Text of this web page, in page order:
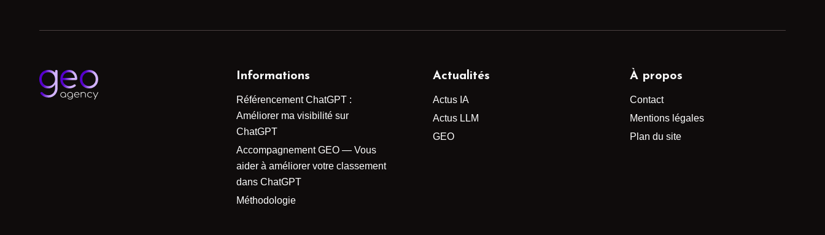
Informations
Référencement ChatGPT :
Améliorer ma visibilité sur
ChatGPT
Accompagnement GEO — Vous
aider à améliorer votre classement
dans ChatGPT
Méthodologie
Actualités
Actus IA
Actus LLM
GEO
À propos
Contact
Mentions légales
Plan du site